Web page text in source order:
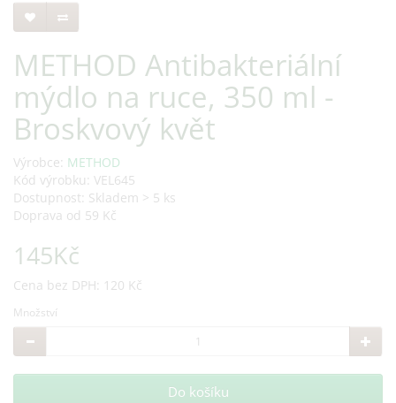
METHOD Antibakteriální
mýdlo na ruce, 350 ml -
Broskvový květ
Výrobce: METHOD
Kód výrobku: VEL645
Dostupnost: Skladem > 5 ks
Doprava od 59 Kč
145Kč
Cena bez DPH: 120 Kč
Množství
Do košíku